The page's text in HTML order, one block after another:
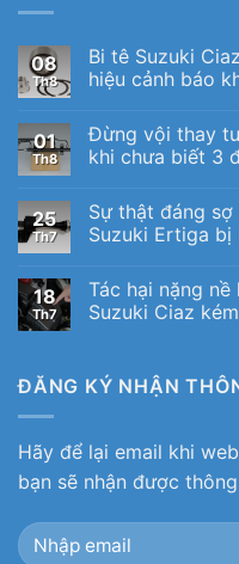
08
Th8
Bi tê Suzuki
hiệu cảnh báo
01
Th8
Đừng vội thay
khi chưa biết 3
25
Th7
Sự thật đáng
Suzuki Ertiga bị
18
Th7
Tác hại nặng
Suzuki Ciaz
ĐĂNG KÝ NHẬN
Hãy để lại email khi
bạn sẽ nhận được